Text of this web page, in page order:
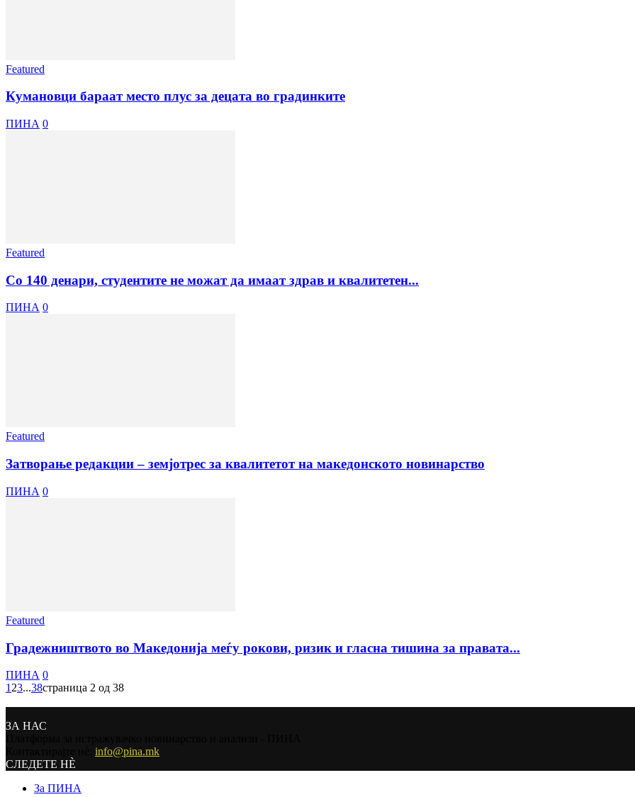
Featured
Кумановци бараат место плус за децата во градинките
ПИНА 0
Featured
Со 140 денари, студентите не можат да имаат здрав и квалитетен...
ПИНА 0
Featured
Затворање редакции – земјотрес за квалитетот на македонското новинарство
ПИНА 0
Featured
Градежништвото во Македонија меѓу рокови, ризик и гласна тишина за правата...
ПИНА 0
1 23...38страница 2 од 38
ЗА НАС
info@pina.mk
СЛЕДЕТЕ НЀ
За ПИНА